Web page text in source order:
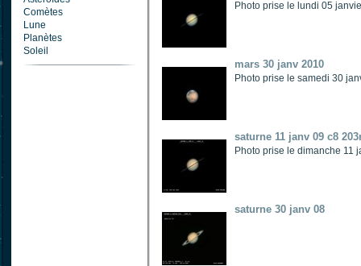
Comètes
Lune
Planètes
Soleil
Photo prise le lundi 05
mars 30 janv 2010
Photo prise le samedi 30
saturne 11 janv 09 c8
Photo prise le dimanche 11
saturne 30 janv 08